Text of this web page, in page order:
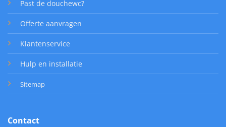
Past de douchewc?
Offerte aanvragen
Klantenservice
Hulp en installatie
Sitemap
Contact